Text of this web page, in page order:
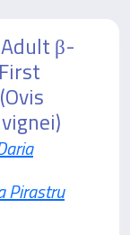
β-
Pirastru